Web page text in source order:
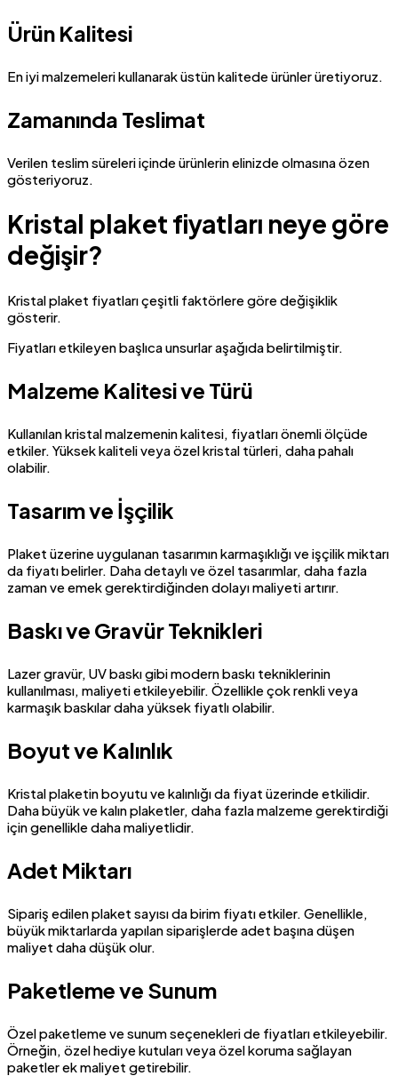
Ürün Kalitesi
En iyi malzemeleri kullanarak üstün kalitede ürünler üretiyoruz.
Zamanında Teslimat
Verilen teslim süreleri içinde ürünlerin elinizde olmasına özen
gösteriyoruz.
Kristal plaket fiyatları neye göre
değişir?
Kristal plaket fiyatları çeşitli faktörlere göre değişiklik
gösterir.
Fiyatları etkileyen başlıca unsurlar aşağıda belirtilmiştir.
Malzeme Kalitesi ve Türü
Kullanılan kristal malzemenin kalitesi, fiyatları önemli ölçüde
etkiler. Yüksek kaliteli veya özel kristal türleri, daha pahalı
olabilir.
Tasarım ve İşçilik
Plaket üzerine uygulanan tasarımın karmaşıklığı ve işçilik miktarı
da fiyatı belirler. Daha detaylı ve özel tasarımlar, daha fazla
zaman ve emek gerektirdiğinden dolayı maliyeti artırır.
Baskı ve Gravür Teknikleri
Lazer gravür, UV baskı gibi modern baskı tekniklerinin
kullanılması, maliyeti etkileyebilir. Özellikle çok renkli veya
karmaşık baskılar daha yüksek fiyatlı olabilir.
Boyut ve Kalınlık
Kristal plaketin boyutu ve kalınlığı da fiyat üzerinde etkilidir.
Daha büyük ve kalın plaketler, daha fazla malzeme gerektirdiği
için genellikle daha maliyetlidir.
Adet Miktarı
Sipariş edilen plaket sayısı da birim fiyatı etkiler. Genellikle,
büyük miktarlarda yapılan siparişlerde adet başına düşen
maliyet daha düşük olur.
Paketleme ve Sunum
Özel paketleme ve sunum seçenekleri de fiyatları etkileyebilir.
Örneğin, özel hediye kutuları veya özel koruma sağlayan
paketler ek maliyet getirebilir.